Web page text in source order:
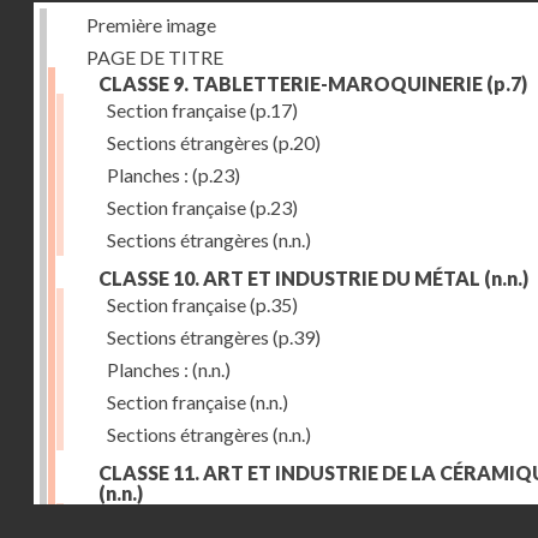
Première image
PAGE DE TITRE
CLASSE 9. TABLETTERIE-MAROQUINERIE (p.7)
Section française(p.17)
Sections étrangères (p.20)
Planches : (p.23)
Section française(p.23)
Sections étrangères (n.n.)
CLASSE 10. ART ET INDUSTRIE DU MÉTAL (n.n.)
Section française(p.35)
Sections étrangères (p.39)
Planches : (n.n.)
Section française(n.n.)
Sections étrangères (n.n.)
CLASSE 11. ART ET INDUSTRIE DE LA
(n.n.)